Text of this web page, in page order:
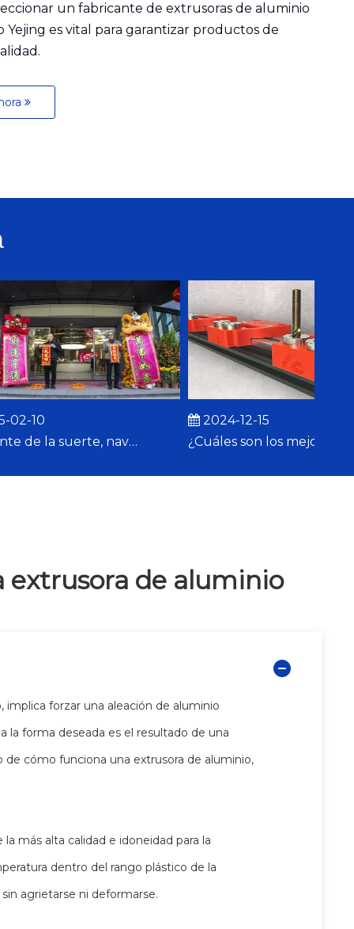
un fabricante de extrusoras de aluminio
es vital para garantizar productos de
10
Serpiente de la suerte, navega hacia adelante | YEJING MACHINERY 2025 ¡Nochevieja!
2024-12-15
de aluminio
implica forzar una aleación de aluminio
la forma deseada es el resultado de una
cómo funciona una extrusora de aluminio,
más alta calidad e idoneidad para la
dentro del rango plástico de la
agrietarse ni deformarse.